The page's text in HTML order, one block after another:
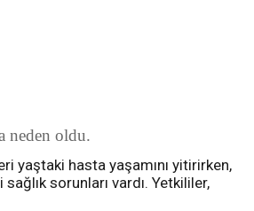
neden oldu.
yaştaki hasta yaşamını yitirirken,
sorunları vardı. Yetkililer,